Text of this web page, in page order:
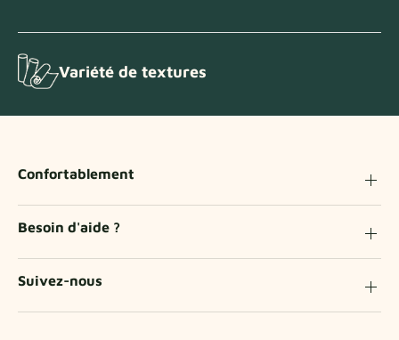
Variété de textures
Confortablement
Besoin d'aide ?
Suivez-nous